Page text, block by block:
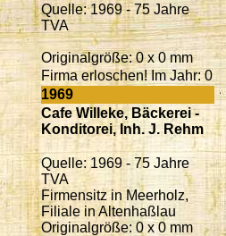
Quelle: 1969 - 75 Jahre
TVA
Originalgröße: 0 x 0 mm
Firma erloschen! Im Jahr: 0
1969
Cafe Willeke, Bäckerei -
Konditorei, Inh. J. Rehm
Quelle: 1969 - 75 Jahre
TVA
Firmensitz in Meerholz,
Filiale in Altenhaßlau
Originalgröße: 0 x 0 mm